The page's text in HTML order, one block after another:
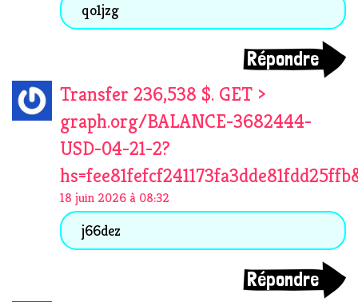
qo1jzg
Répondre
Transfer 236,538 $. GET >
graph.org/BALANCE-3682444-
USD-04-21-2?
18 juin 2026 à 08:32
j66dez
Répondre